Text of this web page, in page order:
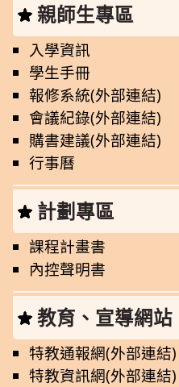
親師生專區
入學資訊
學生手冊
報修系統(外部連結)
會議紀錄(外部連結)
購書建議(外部連結)
行事曆
計劃專區
課程計畫書
內控聲明書
教育、宣導網站
特教通報網(外部連結)
特教資訊網(外部連結)